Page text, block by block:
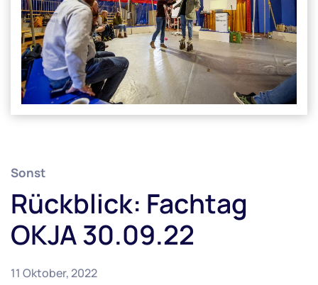
Sonst
Rückblick: Fachtag
OKJA 30.09.22
11 Oktober, 2022